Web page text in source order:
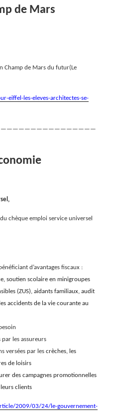
de Mars
Champ de Mars du futur(Le
eiffel-les-eleves-architectes-se-
chèque emploi service universel
d’avantages fiscaux :
soutien scolaire en minigroupes
(ZUS), aidants familiaux, audit
accidents de la vie courante au
par les assureurs
versées par les crèches, les
de loisirs
des campagnes promotionnelles
clients
2009/03/24/le-gouvernement-